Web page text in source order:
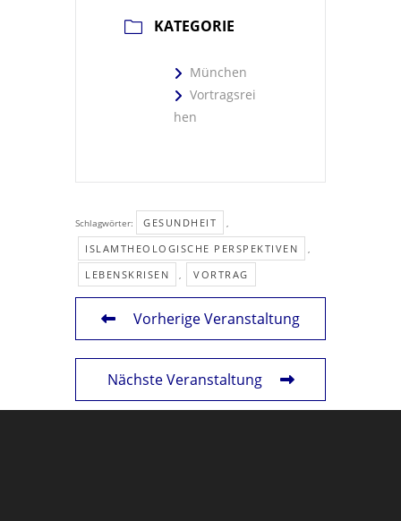
KATEGORIE
München
Vortragsrei
hen
Schlagwörter: GESUNDHEIT ,
ISLAMTHEOLOGISCHE PERSPEKTIVEN ,
LEBENSKRISEN , VORTRAG
Vorherige Veranstaltung
Nächste Veranstaltung